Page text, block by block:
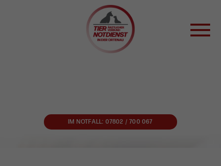
IM NOTFALL: 07802 / 700 067